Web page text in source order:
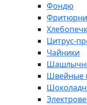
Фондю
Цитрус-
Чайники
Швейные